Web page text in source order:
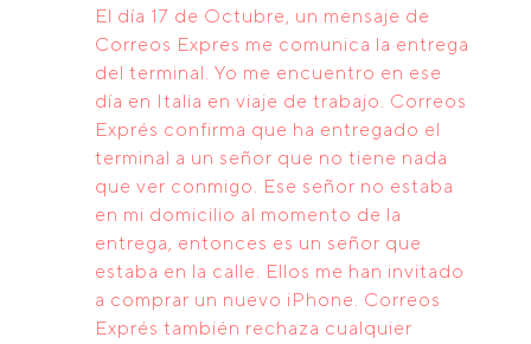
El día 17 de Octubre, un mensaje de
Correos Expres me comunica la entrega
del terminal. Yo me encuentro en ese
día en Italia en viaje de trabajo. Correos
Exprés confirma que ha entregado el
terminal a un señor que no tiene nada
que ver conmigo. Ese señor no estaba
en mi domicilio al momento de la
entrega, entonces es un señor que
estaba en la calle. Ellos me han invitado
a comprar un nuevo iPhone. Correos
Exprés también rechaza cualquier